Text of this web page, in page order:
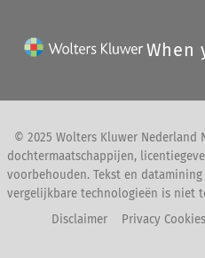
When
© 2025 Wolters Kluwer Nederland
dochtermaatschappijen,
voorbehouden. Tekst en
vergelijkbare technologieën is niet
Disclaimer
Privacy Cookies